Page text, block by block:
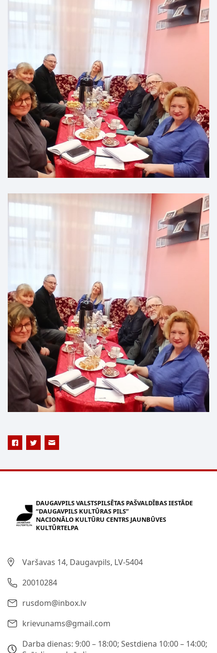
DAUGAVPILS VALSTSPILSĒTAS PAŠVALDĪBAS IESTĀDE
“DAUGAVPILS KULTŪRAS PILS”
NACIONĀLO KULTŪRU CENTRS JAUNBŪVES
KULTŪRTELPA
Varšavas 14, Daugavpils, LV-5404
20010284
rusdom@inbox.lv
krievunams@gmail.com
Darba dienas: 9:00 – 18:00; Sestdiena 10:00 – 14:00;